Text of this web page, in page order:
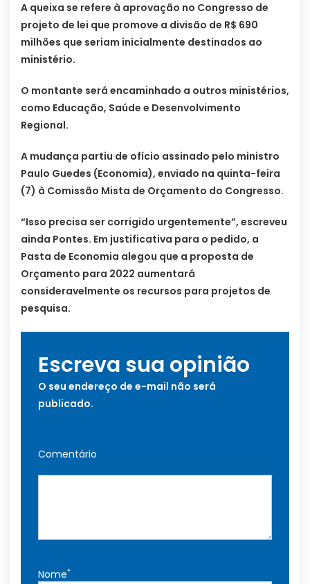
A queixa se refere à aprovação no Congresso de
projeto de lei que promove a divisão de R$ 690
milhões que seriam inicialmente destinados ao
ministério.
O montante será encaminhado a outros ministérios,
como Educação, Saúde e Desenvolvimento
Regional.
A mudança partiu de ofício assinado pelo ministro
Paulo Guedes (Economia), enviado na quinta-feira
(7) à Comissão Mista de Orçamento do Congresso.
“Isso precisa ser corrigido urgentemente”, escreveu
ainda Pontes. Em justificativa para o pedido, a
Pasta de Economia alegou que a proposta de
Orçamento para 2022 aumentará
consideravelmente os recursos para projetos de
pesquisa.
Escreva sua opinião
O seu endereço de e-mail não será
publicado.
Comentário
Nome*